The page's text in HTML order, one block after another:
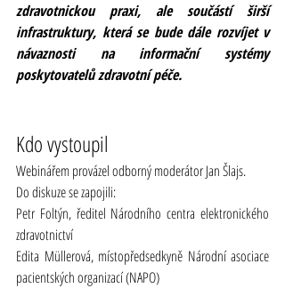
zdravotnickou praxi, ale součástí širší
infrastruktury, která se bude dále rozvíjet v
návaznosti na informační systémy
poskytovatelů zdravotní péče.
Kdo vystoupil
Webinářem provázel odborný moderátor Jan Šlajs.
Do diskuze se zapojili:
Petr Foltýn, ředitel Národního centra elektronického
zdravotnictví
Edita Müllerová, místopředsedkyně Národní asociace
pacientských organizací (NAPO)